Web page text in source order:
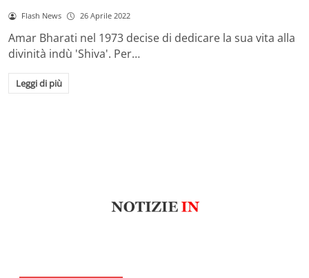
Flash News 26 Aprile 2022
Amar Bharati nel 1973 decise di dedicare la sua vita alla
divinità indù 'Shiva'. Per…
Leggi di più